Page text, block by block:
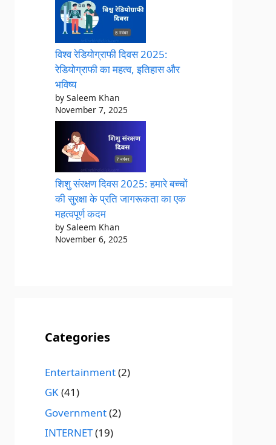
विश्व रेडियोग्राफी दिवस 2025:
रेडियोग्राफी का महत्व, इतिहास और
भविष्य
by Saleem Khan
November 7, 2025
शिशु संरक्षण दिवस 2025: हमारे बच्चों
की सुरक्षा के प्रति जागरूकता का एक
महत्वपूर्ण कदम
by Saleem Khan
November 6, 2025
Categories
Entertainment(2)
GK(41)
Government(2)
INTERNET(19)